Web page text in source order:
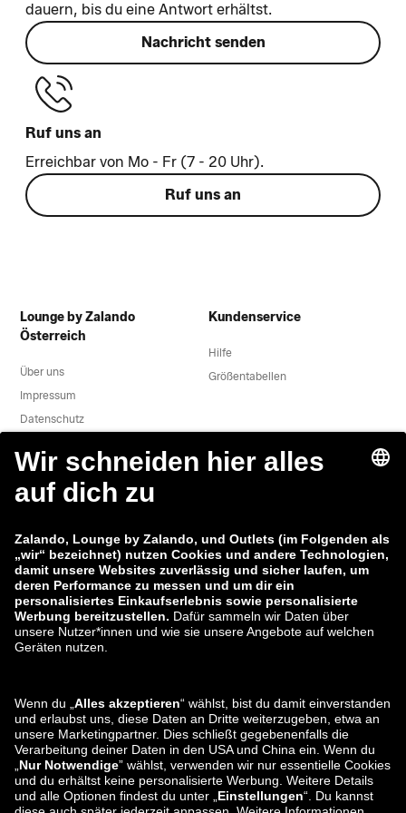
dauern, bis du eine Antwort erhältst.
Nachricht senden
Ruf uns an
Erreichbar von Mo - Fr (7 - 20 Uhr).
Ruf uns an
Lounge by Zalando
Österreich
Über uns
Impressum
Datenschutz
AGB
Widerruf
Sicherheitslücke melden
Produktsicherheit
Kundenservice
Hilfe
Größentabellen
Zalando-Gruppe
Zalando
Zahlungsmethoden
Sie finden uns auch bei
Versand und
Versandpartner